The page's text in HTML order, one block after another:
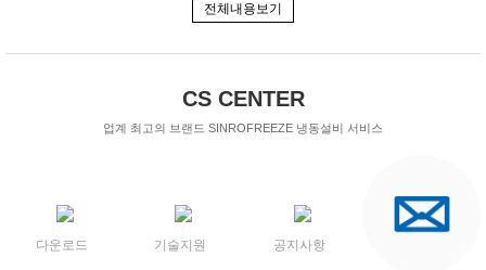
전체내용보기
CS CENTER
업계 최고의 브랜드 SINROFREEZE 냉동설비 서비스
다운로드 기술지원 공지사항